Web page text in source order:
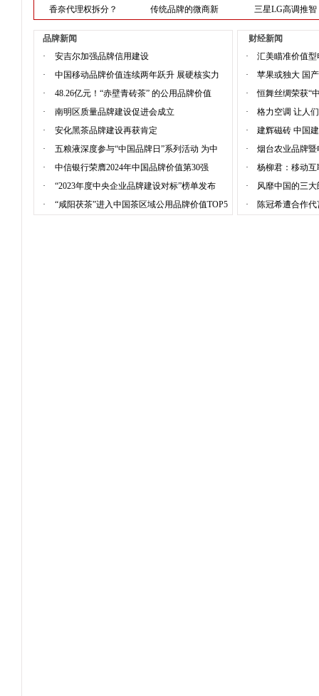
香奈代理权拆分？ 传统品牌的微商新 三星LG高调推智
品牌新闻
·
安吉尔加强品牌信用建设
·
中国移动品牌价值连续两年跃升 展硬核实力
·
48.26亿元！“赤壁青砖茶” 的公用品牌价值
·
南明区质量品牌建设促进会成立
·
安化黑茶品牌建设再获肯定
·
五粮液深度参与“中国品牌日”系列活动 为中
·
中信银行荣膺2024年中国品牌价值第30强
·
“2023年度中央企业品牌建设对标”榜单发布
·
“咸阳茯茶”进入中国茶区域公用品牌价值TOP5
财经新闻
·
汇美瞄准价值
·
苹果或独大 国
·
恒舞丝绸荣获“
·
格力空调 让人
·
建辉磁砖 中国
·
烟台农业品牌
·
杨柳君：移动
·
风靡中国的三
·
陈冠希遭合作